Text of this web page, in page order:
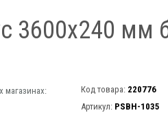
3600х240 мм
магазинах: Код товара: 220776
Артикул: PSBH-1035